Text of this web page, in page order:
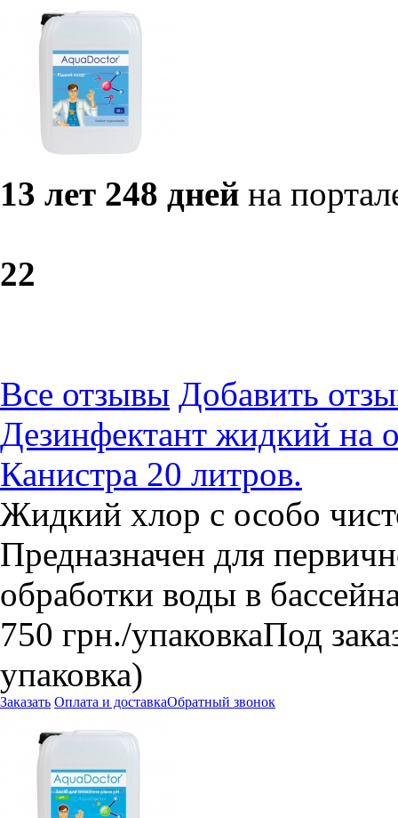
13 лет 248 дней на
22
Все отзывы Добавить
Дезинфектант жидкий на
Канистра 20 литров.
Жидкий хлор с особо
Предназначен для
обработки воды в
750 грн./упаковкаПод
упаковка)
Заказать Оплата и доставкаОбратный звонок